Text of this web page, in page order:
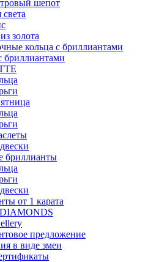
шепот
золота
кольца с бриллиантами
бриллиантами
бриллианты
от 1 карата
предложение
в виде змеи